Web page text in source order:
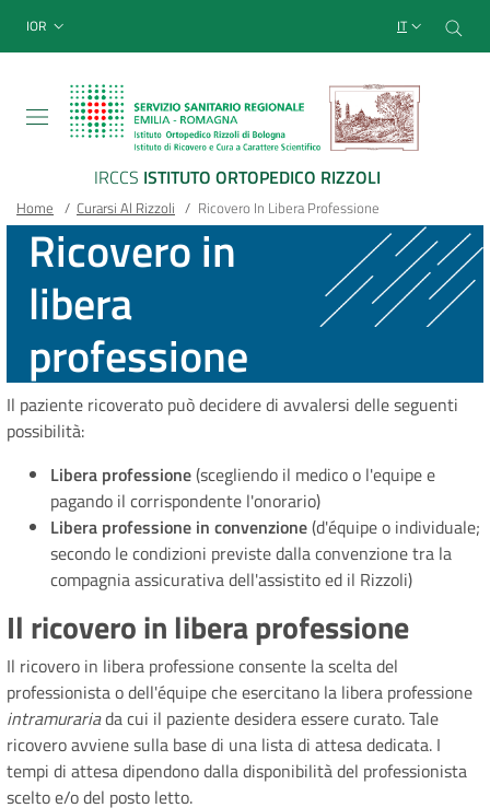
Sito Web Istituto
menu top-bar
IOR IT
IRCCS ISTITUTO ORTOPEDICO RIZZOLI
Main container
Briciole
di
pane
Home / Curarsi Al Rizzoli / Ricovero In Libera Professione
Ricovero in
libera
professione
Il paziente ricoverato può decidere di avvalersi delle seguenti
possibilità:
Libera professione(scegliendo il medico o l'equipe e
pagando il corrispondente l'onorario)
Libera professione in convenzione(d'équipe o individuale;
secondo le condizioni previste dalla convenzione tra la
compagnia assicurativa dell'assistito ed il Rizzoli)
Il ricovero in libera professione
Il ricovero in libera professione consente la scelta del
professionista o dell'équipe che esercitano la libera professione
intramurariada cui il paziente desidera essere curato. Tale
ricovero avviene sulla base di una lista di attesa dedicata. I
tempi di attesa dipendono dalla disponibilità del professionista
scelto e/o del posto letto.